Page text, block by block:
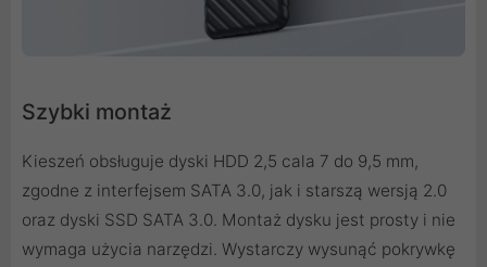
Szybki montaż
Kieszeń obsługuje dyski HDD 2,5 cala 7 do 9,5 mm,
zgodne z interfejsem SATA 3.0, jak i starszą wersją 2.0
oraz dyski SSD SATA 3.0. Montaż dysku jest prosty i nie
wymaga użycia narzędzi. Wystarczy wysunąć pokrywkę